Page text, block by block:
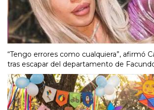
“Tengo errores como cualquiera”, afirmó
tras escapar del departamento de